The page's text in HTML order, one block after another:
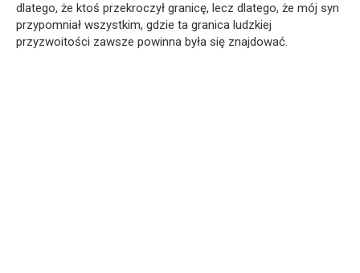
dlatego, że ktoś przekroczył granicę, lecz dlatego, że mój syn
przypomniał wszystkim, gdzie ta granica ludzkiej
przyzwoitości zawsze powinna była się znajdować.